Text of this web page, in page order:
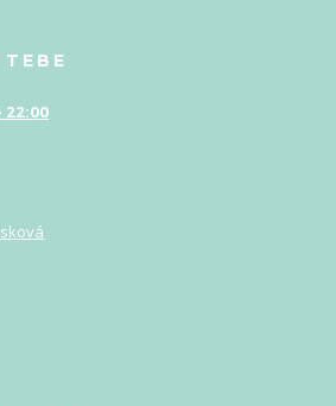
22:00